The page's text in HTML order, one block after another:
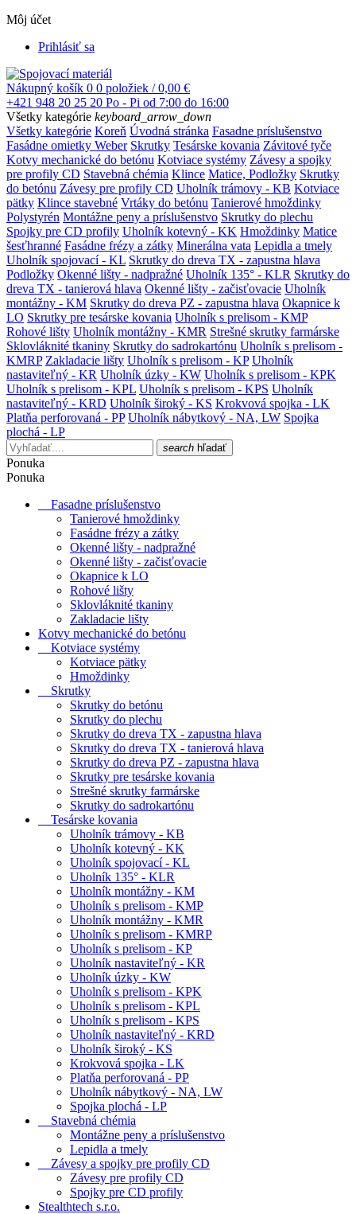
Môj účet
Prihlásiť sa
Nákupný košík 0 0 položiek / 0,00 €
+421 948 20 25 20 Po - Pi od 7:00 do 16:00
Všetky kategórie keyboard_arrow_down
Všetky kategórie Koreň Úvodná stránka Fasadne príslušenstvo
Fasádne omietky Weber Skrutky Tesárske kovania Závitové tyče
Kotvy mechanické do betónu Kotviace systémy Závesy a spojky
pre profily CD Stavebná chémia Klince Matice, Podložky Skrutky
do betónu Závesy pre profily CD Uholník trámovy - KB Kotviace
pätky Klince stavebné Vrtáky do betónu Tanierové hmoždinky
Polystyrén Montážne peny a príslušenstvo Skrutky do plechu
Spojky pre CD profily Uholník kotevný - KK Hmoždinky Matice
šesťhranné Fasádne frézy a zátky Minerálna vata Lepidla a tmely
Uholník spojovací - KL Skrutky do dreva TX - zapustna hlava
Podložky Okenné lišty - nadpražné Uholník 135° - KLR Skrutky do
dreva TX - tanierová hlava Okenné lišty - začisťovacie Uholník
montážny - KM Skrutky do dreva PZ - zapustna hlava Okapnice k
LO Skrutky pre tesárske kovania Uholník s prelisom - KMP
Rohové lišty Uholník montážny - KMR Strešné skrutky farmárske
Sklovláknité tkaniny Skrutky do sadrokartónu Uholník s prelisom -
KMRP Zakladacie lišty Uholník s prelisom - KP Uholník
nastaviteľný - KR Uholník úzky - KW Uholník s prelisom - KPK
Uholník s prelisom - KPL Uholník s prelisom - KPS Uholník
nastaviteľný - KRD Uholník široký - KS Krokvová spojka - LK
Platňa perforovaná - PP Uholník nábytkový - NA, LW Spojka
plochá - LP
search hľadať
Ponuka
Ponuka
Fasadne príslušenstvo
Tanierové hmoždinky
Fasádne frézy a zátky
Okenné lišty - nadpražné
Okenné lišty - začisťovacie
Okapnice k LO
Rohové lišty
Sklovláknité tkaniny
Zakladacie lišty
Kotvy mechanické do betónu
Kotviace systémy
Kotviace pätky
Hmoždinky
Skrutky
Skrutky do betónu
Skrutky do plechu
Skrutky do dreva TX - zapustna hlava
Skrutky do dreva TX - tanierová hlava
Skrutky do dreva PZ - zapustna hlava
Skrutky pre tesárske kovania
Strešné skrutky farmárske
Skrutky do sadrokartónu
Tesárske kovania
Uholník trámovy - KB
Uholník kotevný - KK
Uholník spojovací - KL
Uholník 135° - KLR
Uholník montážny - KM
Uholník s prelisom - KMP
Uholník montážny - KMR
Uholník s prelisom - KMRP
Uholník s prelisom - KP
Uholník nastaviteľný - KR
Uholník úzky - KW
Uholník s prelisom - KPK
Uholník s prelisom - KPL
Uholník s prelisom - KPS
Uholník nastaviteľný - KRD
Uholník široký - KS
Krokvová spojka - LK
Platňa perforovaná - PP
Uholník nábytkový - NA, LW
Spojka plochá - LP
Stavebná chémia
Montážne peny a príslušenstvo
Lepidla a tmely
Závesy a spojky pre profily CD
Závesy pre profily CD
Spojky pre CD profily
Stealthtech s.r.o.